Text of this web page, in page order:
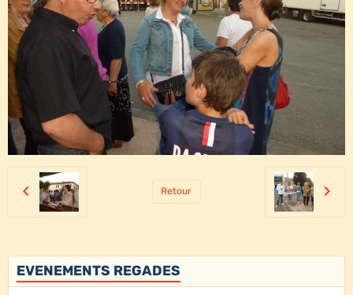
Retour
EVENEMENTS REGADES